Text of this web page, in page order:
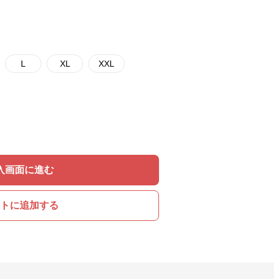
L XL XXL
画面に進む
に追加する